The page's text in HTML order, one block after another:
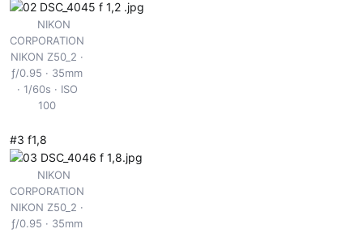
NIKON
CORPORATION
NIKON Z50_2
ƒ/0.95
35mm
1/60s
ISO
100
#3 f1,8
NIKON
CORPORATION
NIKON Z50_2
ƒ/0.95
35mm